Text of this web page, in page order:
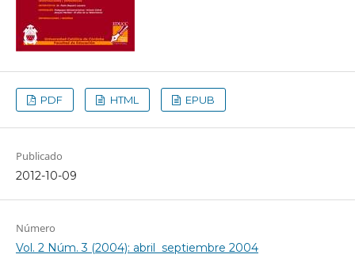
PDF HTML EPUB
Publicado
2012-10-09
Número
Vol. 2 Núm. 3 (2004): abril  septiembre 2004